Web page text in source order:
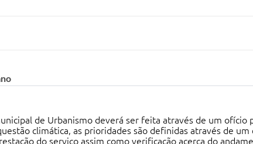
de Urbanismo deverá ser feita através de um ofício
climática, as prioridades são definidas através de
do serviço assim como verificação acerca do